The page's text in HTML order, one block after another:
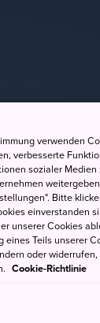
verwenden
verbesserte
sozialer
Bitte
einverstanden
unserer Cookies
eines Teils unserer
oder
Cookie-Richtlinie